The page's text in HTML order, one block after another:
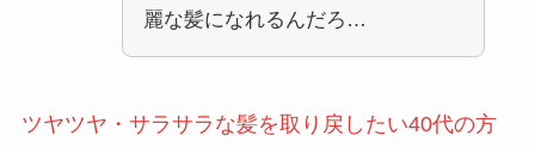
麗な髪になれるんだろ…
ツヤツヤ・サラサラな髪を取り戻したい40代の方